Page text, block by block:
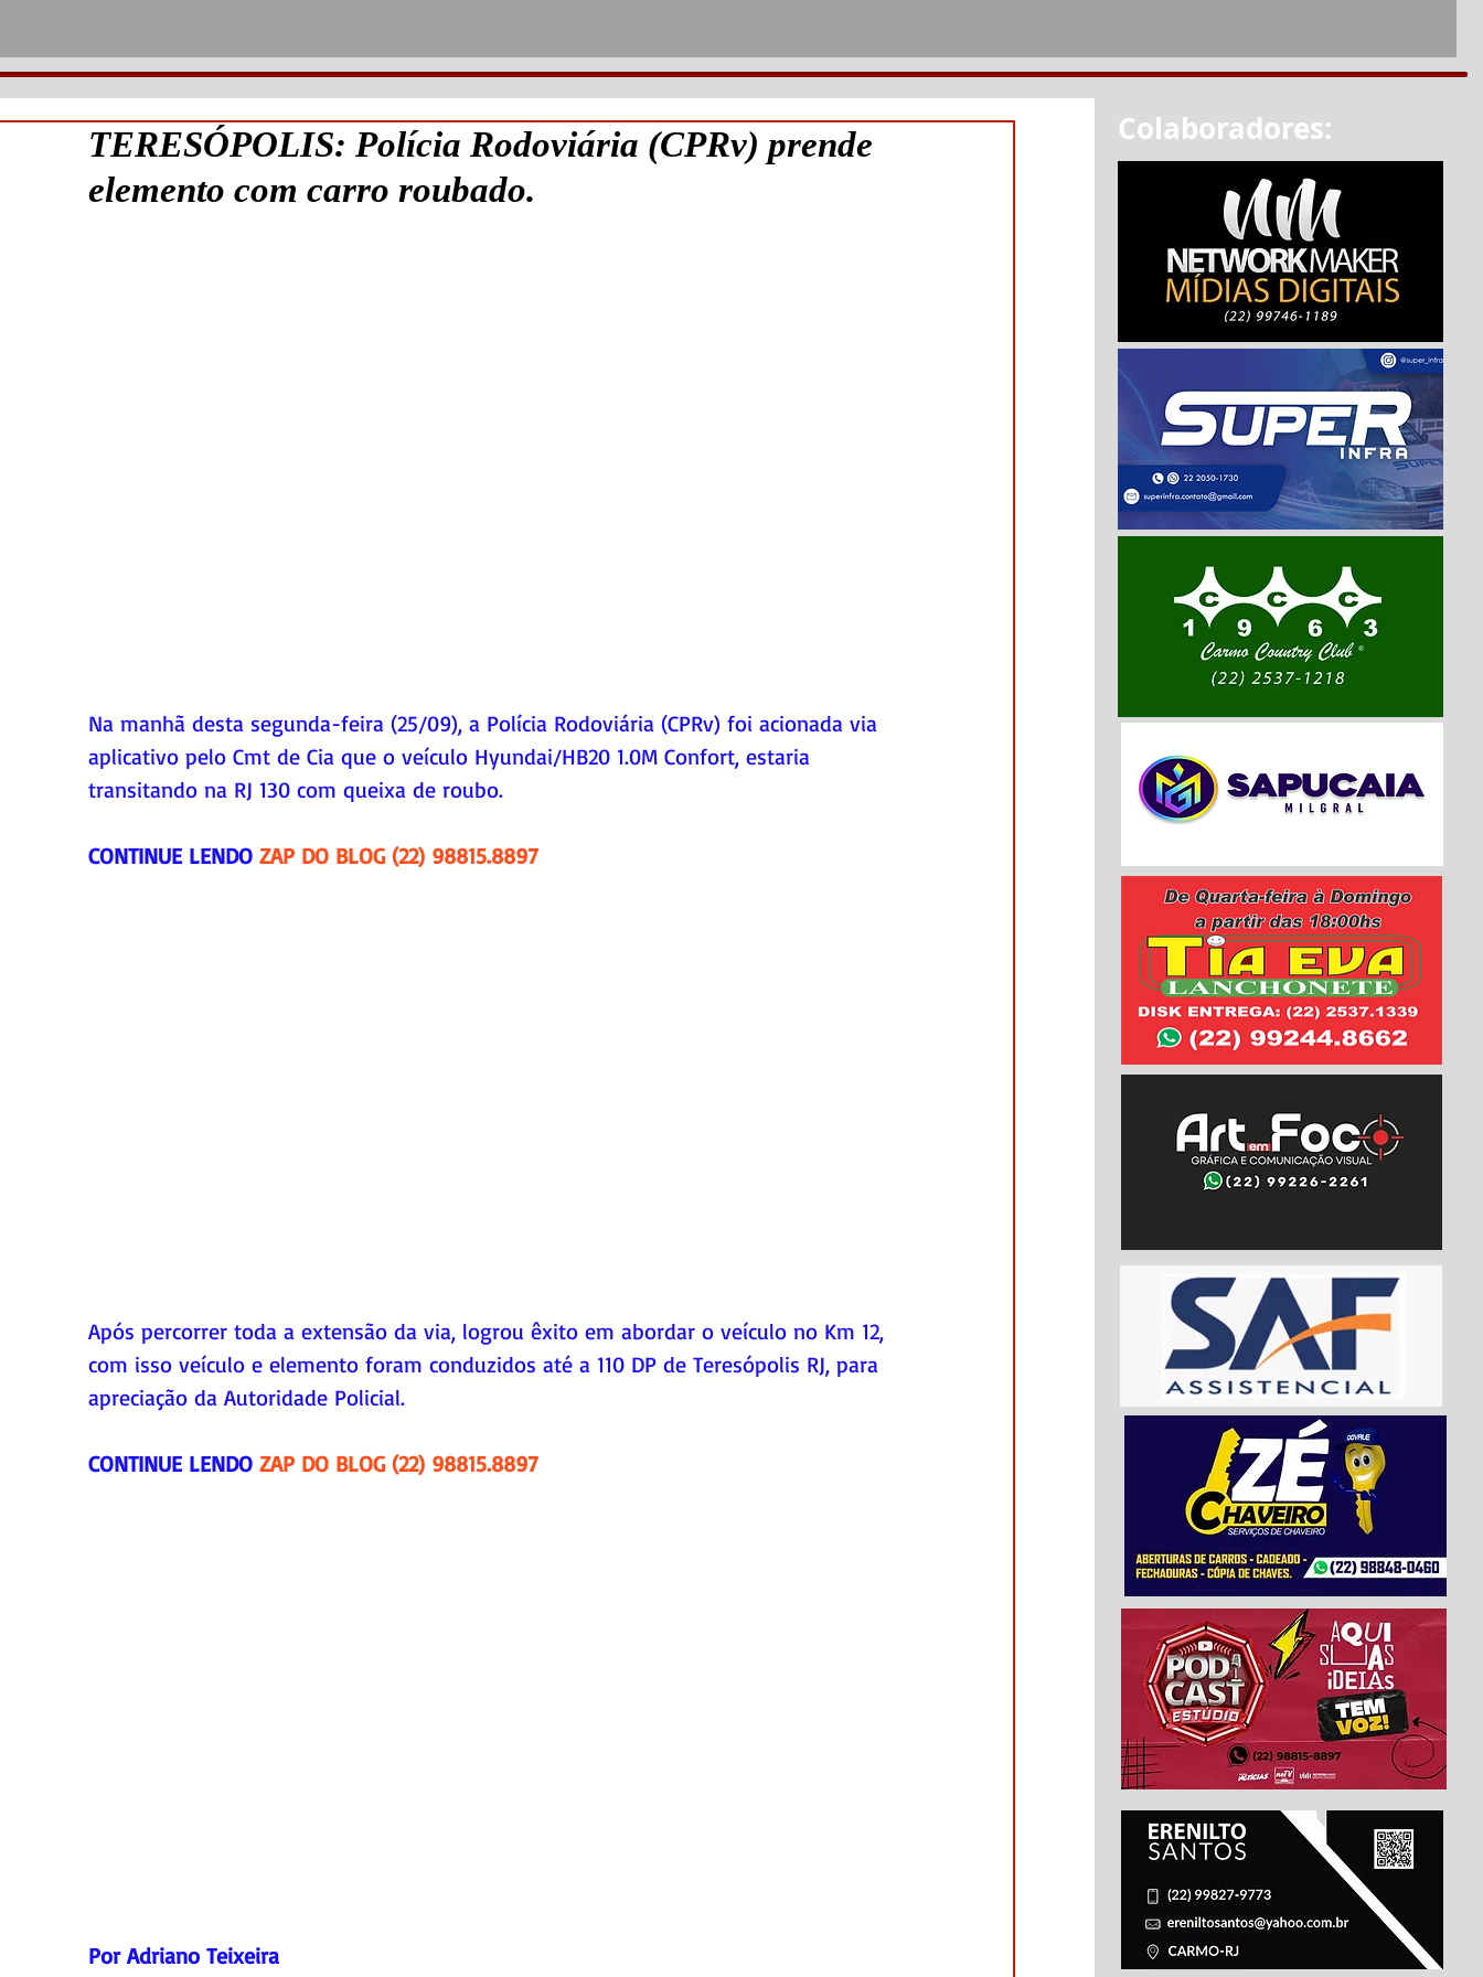
TERESÓPOLIS: Polícia Rodoviária (CPRv) prende
elemento com carro roubado.
Na manhã desta segunda-feira (25/09), a Polícia Rodoviária (CPRv) foi acionada via
aplicativo pelo Cmt de Cia que o veículo Hyundai/HB20 1.0M Confort, estaria
transitando na RJ 130 com queixa de roubo.
CONTINUE LENDO ZAP DO BLOG (22) 98815.8897
Após percorrer toda a extensão da via, logrou êxito em abordar o veículo no Km 12,
com isso veículo e elemento foram conduzidos até a 110 DP de Teresópolis RJ, para
apreciação da Autoridade Policial.
CONTINUE LENDO ZAP DO BLOG (22) 98815.8897
Por Adriano Teixeira
Colaboradores: